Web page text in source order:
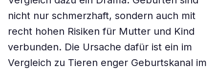
nicht nur schmerzhaft, sondern auch mit
recht hohen Risiken für Mutter und Kind
verbunden. Die Ursache dafür ist ein im
Vergleich zu Tieren enger Geburtskanal im